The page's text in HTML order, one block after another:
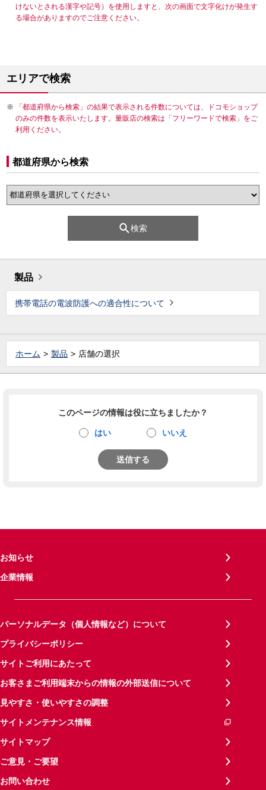
けないとされる漢字や記号）を使用しますと、次の画面で文字化けが発生す
る場合がありますのでご注意ください。
エリアで検索
「都道府県から検索」の結果で表示される件数については、ドコモショップ
のみの件数を表示いたします。量販店の検索は「フリーワードで検索」をご
利用ください。
都道府県から検索
検索
製品
携帯電話の電波防護への適合性について
ホーム 製品 店舗の選択
このページの情報は役に立ちましたか？
はい いいえ
送信する
お知らせ
企業情報
パーソナルデータ（個人情報など）について
プライバシーポリシー
サイトご利用にあたって
お客さまご利用端末からの情報の外部送信について
見やすさ・使いやすさの調整
サイトメンテナンス情報
サイトマップ
ご意見・ご要望
お問い合わせ